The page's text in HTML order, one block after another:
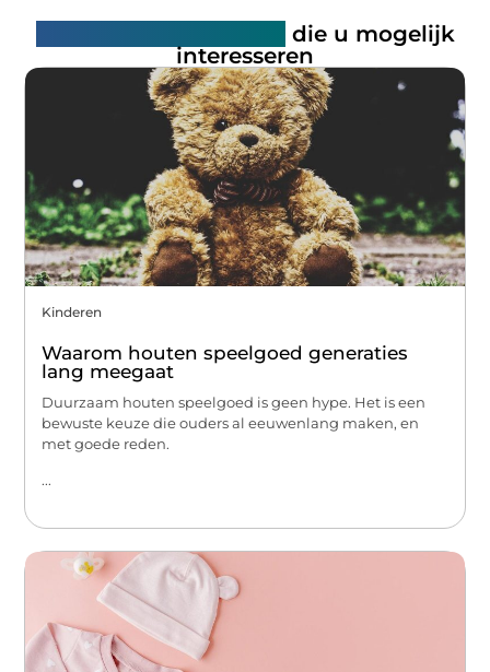
die u mogelijk
interesseren
Kinderen
Waarom houten speelgoed generaties
lang meegaat
Duurzaam houten speelgoed is geen hype. Het is een
bewuste keuze die ouders al eeuwenlang maken, en
met goede reden.
...